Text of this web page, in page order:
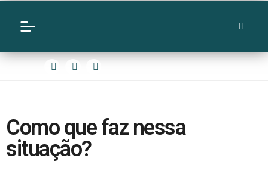
Como que faz nessa
situação?